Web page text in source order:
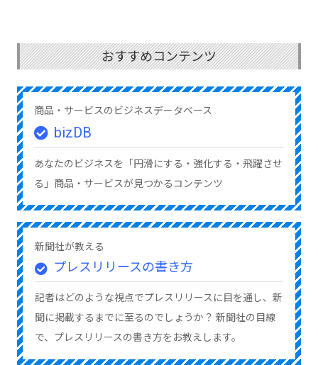
おすすめコンテンツ
商品・サービスのビジネスデータベース
bizDB
あなたのビジネスを「円滑にする・強化する・飛躍させ
る」商品・サービスが見つかるコンテンツ
新聞社が教える
プレスリリースの書き方
記者はどのような視点でプレスリリースに目を通し、新
聞に掲載するまでに至るのでしょうか？ 新聞社の目線
で、プレスリリースの書き方をお教えします。